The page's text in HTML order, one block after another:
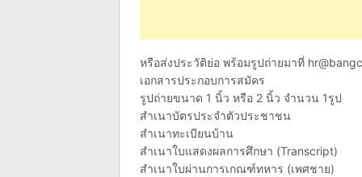
หรือส่งประวัติย่อ พร้อมรูปถ่ายมาที่
เอกสารประกอบการสมัคร
รูปถ่ายขนาด 1 นิ้ว หรือ 2 นิ้ว จำนวน 1รูป
สำเนาบัตรประจำตัวประชาชน
สำเนาทะเบียนบ้าน
สำเนาใบแสดงผลการศึกษา (Transcript)
สำเนาใบผ่านการเกณฑ์ทหาร (เพศชาย)